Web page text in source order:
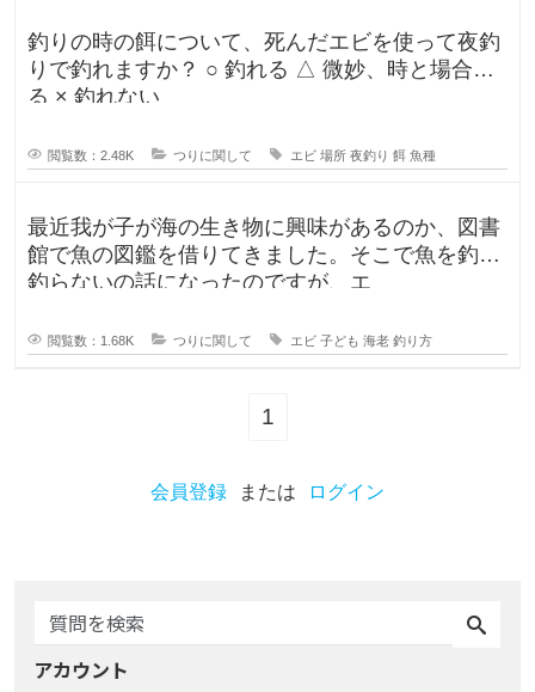
釣りの時の餌について、死んだエビを使って夜釣
りで釣れますか？ ○ 釣れる △ 微妙、時と場合よ
る × 釣れない
閲覧数：2.48K つりに関して エビ 場所 夜釣り 餌 魚種
最近我が子が海の生き物に興味があるのか、図書
館で魚の図鑑を借りてきました。そこで魚を釣る
釣らないの話になったのですが、エ
閲覧数：1.68K つりに関して エビ 子ども 海老 釣り方
1
会員登録 または ログイン
アカウント